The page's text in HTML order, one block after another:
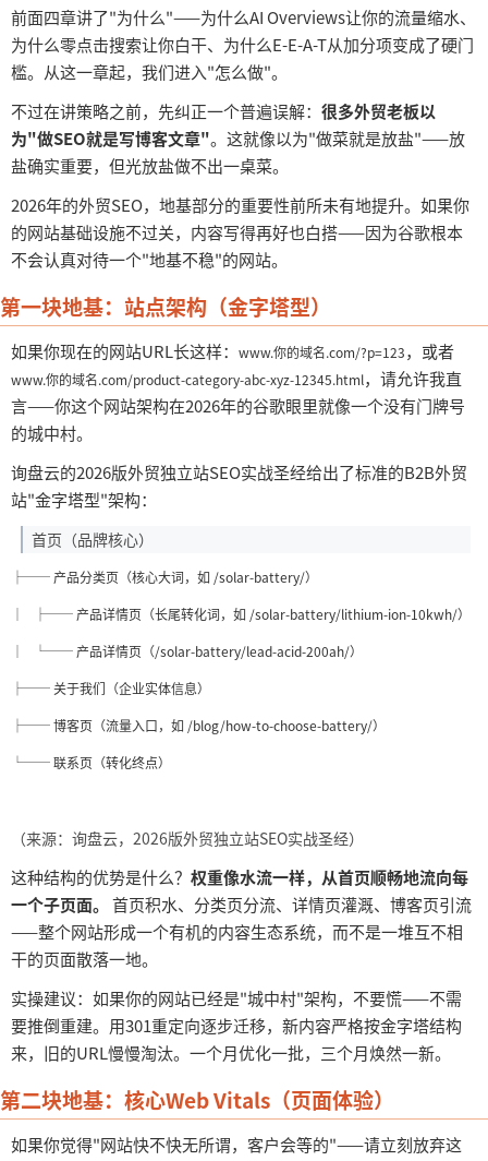
前面四章讲了"为什么"——为什么AI Overviews让你的流量缩水、
为什么零点击搜索让你白干、为什么E-E-A-T从加分项变成了硬门
槛。从这一章起，我们进入"怎么做"。
不过在讲策略之前，先纠正一个普遍误解： 很多外贸老板以
为"做SEO就是写博客文章"。这就像以为"做菜就是放盐"——放
盐确实重要，但光放盐做不出一桌菜。
2026年的外贸SEO，地基部分的重要性前所未有地提升。如果你
的网站基础设施不过关，内容写得再好也白搭——因为谷歌根本
不会认真对待一个"地基不稳"的网站。
第一块地基：站点架构（金字塔型）
如果你现在的网站URL长这样： www.你的域名.com/?p=123，或者
www.你的域名.com/product-category-abc-xyz-12345.html，请允许我直
言——你这个网站架构在2026年的谷歌眼里就像一个没有门牌号
的城中村。
询盘云的2026版外贸独立站SEO实战圣经给出了标准的B2B外贸
站"金字塔型"架构：
首页（品牌核心）
├── 产品分类页（核心大词，如 /solar-battery/）
│ ├── 产品详情页（长尾转化词，如 /solar-battery/lithium-ion-10kwh/）
│ └── 产品详情页（/solar-battery/lead-acid-200ah/）
├── 关于我们（企业实体信息）
├── 博客页（流量入口，如 /blog/how-to-choose-battery/）
└── 联系页（转化终点）
（来源：询盘云， 2026版外贸独立站SEO实战圣经）
这种结构的优势是什么？ 权重像水流一样，从首页顺畅地流向每
一个子页面。
首页积水、分类页分流、详情页灌溉、博客页引流
——整个网站形成一个有机的内容生态系统，而不是一堆互不相
干的页面散落一地。
实操建议：如果你的网站已经是"城中村"架构，不要慌——不需
要推倒重建。用301重定向逐步迁移，新内容严格按金字塔结构
来，旧的URL慢慢淘汰。一个月优化一批，三个月焕然一新。
第二块地基：核心Web Vitals（页面体验）
如果你觉得"网站快不快无所谓，客户会等的"——请立刻放弃这